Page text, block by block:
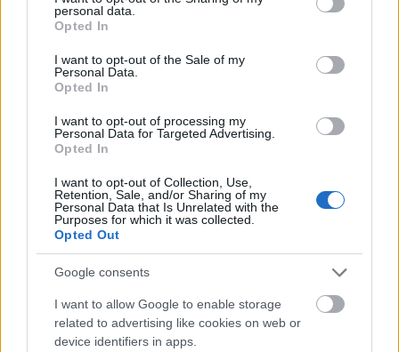
grant or deny consent to Google and its third-party tags to
use your data for below specified purposes in below Google
consent section.
personal data.
Opted In
I want to opt-out of the Sale of my
Personal Data.
Opted In
I want to opt-out of processing my
Personal Data for Targeted Advertising.
Opted In
I want to opt-out of Collection, Use,
Retention, Sale, and/or Sharing of my
Personal Data that Is Unrelated with the
Purposes for which it was collected.
Opted Out
Google consents
I want to allow Google to enable storage
related to advertising like cookies on web or
device identifiers in apps.
Consejos de compra: 5 jugadores baratos para la última jornada
21. mayo 2025 Por Jesus Gallo |
La última jornada de LaLiga arrancará el viernes a las 21:00 horas. Si